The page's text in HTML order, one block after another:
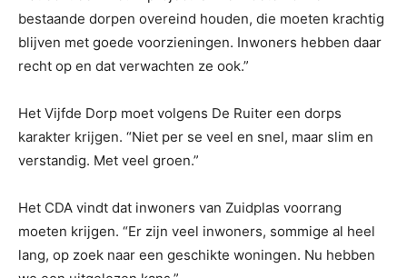
bestaande dorpen overeind houden, die moeten krachtig
blijven met goede voorzieningen. Inwoners hebben daar
recht op en dat verwachten ze ook.”
Het Vijfde Dorp moet volgens De Ruiter een dorps
karakter krijgen. “Niet per se veel en snel, maar slim en
verstandig. Met veel groen.”
Het CDA vindt dat inwoners van Zuidplas voorrang
moeten krijgen. “Er zijn veel inwoners, sommige al heel
lang, op zoek naar een geschikte woningen. Nu hebben